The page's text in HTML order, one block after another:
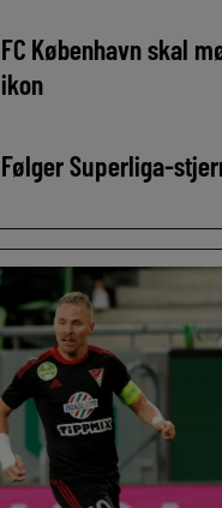
FC København skal
ikon
Følger Superliga-